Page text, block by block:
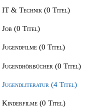
IT & Technik (0 Titel)
Job (0 Titel)
Jugendfilme (0 Titel)
Jugendhörbücher (0 Titel)
Jugendliteratur (4 Titel)
Kinderfilme (0 Titel)